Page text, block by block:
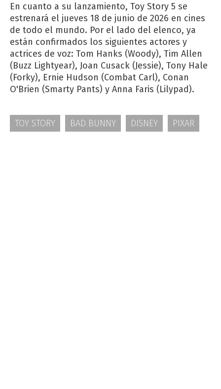
En cuanto a su lanzamiento, Toy Story 5 se
estrenará el jueves 18 de junio de 2026 en cines
de todo el mundo. Por el lado del elenco, ya
están confirmados los siguientes actores y
actrices de voz: Tom Hanks (Woody), Tim Allen
(Buzz Lightyear), Joan Cusack (Jessie), Tony Hale
(Forky), Ernie Hudson (Combat Carl), Conan
O'Brien (Smarty Pants) y Anna Faris (Lilypad).
TOY STORY BAD BUNNY DISNEY PIXAR